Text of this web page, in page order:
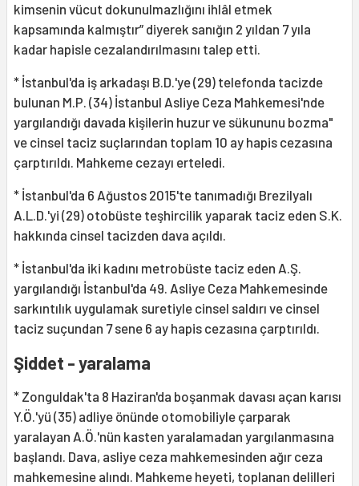
kimsenin vücut dokunulmazlığını ihlâl etmek
kapsamında kalmıştır” diyerek sanığın 2 yıldan 7 yıla
kadar hapisle cezalandırılmasını talep etti.
* İstanbul'da iş arkadaşı B.D.'ye (29) telefonda tacizde
bulunan M.P. (34) İstanbul Asliye Ceza Mahkemesi'nde
yargılandığı davada kişilerin huzur ve sükununu bozma"
ve cinsel taciz suçlarından toplam 10 ay hapis cezasına
çarptırıldı. Mahkeme cezayı erteledi.
* İstanbul'da 6 Ağustos 2015'te tanımadığı Brezilyalı
A.L.D.'yi (29) otobüste teşhircilik yaparak taciz eden S.K.
hakkında cinsel tacizden dava açıldı.
* İstanbul'da iki kadını metrobüste taciz eden A.Ş.
yargılandığı İstanbul'da 49. Asliye Ceza Mahkemesinde
sarkıntılık uygulamak suretiyle cinsel saldırı ve cinsel
taciz suçundan 7 sene 6 ay hapis cezasına çarptırıldı.
Şiddet - yaralama
* Zonguldak'ta 8 Haziran'da boşanmak davası açan karısı
Y.Ö.'yü (35) adliye önünde otomobiliyle çarparak
yaralayan A.Ö.'nün kasten yaralamadan yargılanmasına
başlandı. Dava, asliye ceza mahkemesinden ağır ceza
mahkemesine alındı. Mahkeme heyeti, toplanan delilleri